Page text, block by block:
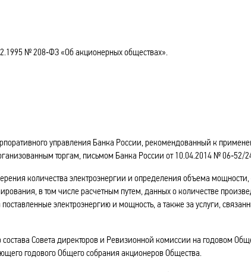
№ 208‑ФЗ «Об акционерных обществах».
управления Банка России, рекомендованный к
торгам, письмом Банка России от 10.04.2014 № 06‑52/
количества электроэнергии и определения объема мощности,
в том числе расчетным путем, данных о количестве
электроэнергию и мощность, а также за услуги,
Совета директоров и Ревизионной комиссии на годовом
годового Общего собрания акционеров Общества.